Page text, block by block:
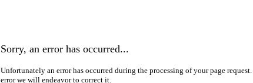
Sorry, an error has occurred...
Unfortunately an error has occurred during the processing of your page
error we will endeavor to correct it.